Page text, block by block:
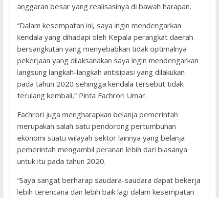
anggaran besar yang realisasinya di bawah harapan.
“Dalam kesempatan ini, saya ingin mendengarkan
kendala yang dihadapi oleh Kepala perangkat daerah
bersangkutan yang menyebabkan tidak optimalnya
pekerjaan yang dilaksanakan saya ingin mendengarkan
langsung langkah-langkah antisipasi yang dilakukan
pada tahun 2020 sehingga kendala tersebut tidak
terulang kembali,” Pinta Fachrori Umar.
Fachrori juga mengharapkan belanja pemerintah
merupakan salah satu pendorong pertumbuhan
ekonomi suatu wilayah sektor lainnya yang belanja
pemerintah mengambil peranan lebih dari biasanya
untuk itu pada tahun 2020.
“Saya sangat berharap saudara-saudara dapat bekerja
lebih terencana dan lebih baik lagi dalam kesempatan